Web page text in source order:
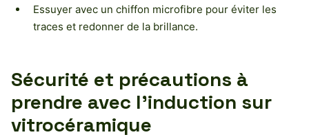
Essuyer avec un chiffon microfibre pour éviter les
traces et redonner de la brillance.
Sécurité et précautions à
prendre avec l’induction sur
vitrocéramique